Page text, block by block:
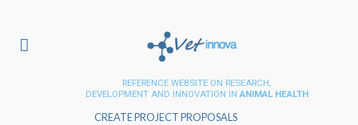
REFERENCE WEBSITE ON RESEARCH,
DEVELOPMENT AND INNOVATION IN ANIMAL HEALTH
CREATE PROJECT PROPOSALS